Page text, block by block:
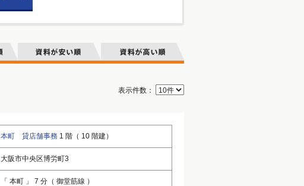
表示件数：
本町 貸店舗事務 1 階（ 10 階建）
大阪市中央区博労町3
「 本町 」 7 分（ 御堂筋線 ）